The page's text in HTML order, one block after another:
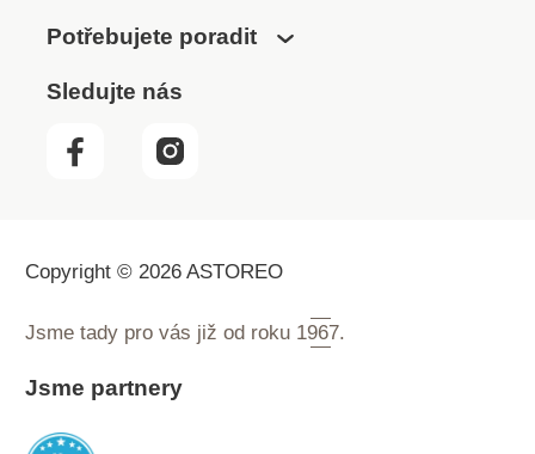
Potřebujete poradit
Sledujte nás
Copyright © 2026 ASTOREO
Jsme tady pro vás již od roku 1967.
Jsme partnery